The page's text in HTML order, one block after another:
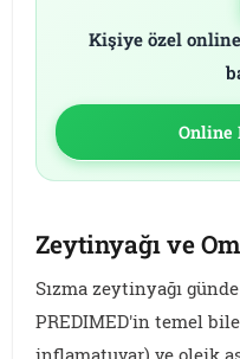
Kişiye özel
Online
Zeytinyağı ve
Sızma zeytinyağı
PREDIMED'in temel